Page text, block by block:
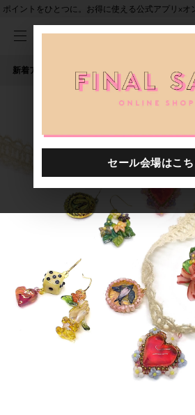
ポイントをひとつに。お得に使える公式アプリ×オ
新着アイテム 人気ワード セール